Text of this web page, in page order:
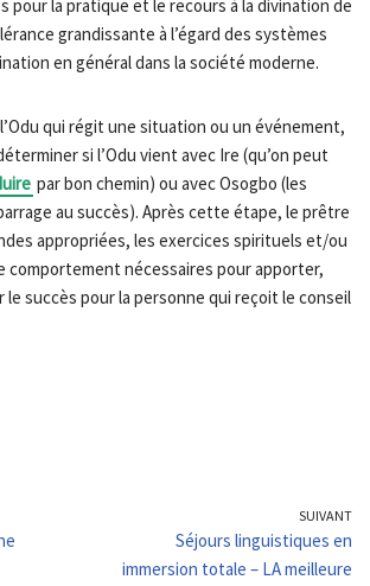
pour la pratique et le recours à la divination de
grandissante à l’égard des systèmes
en général dans la société moderne.
qui régit une situation ou un événement,
si l’Odu vient avec Ire (qu’on peut
par bon chemin) ou avec Osogbo (les
au succès). Après cette étape, le prêtre
appropriées, les exercices spirituels et/ou
comportement nécessaires pour apporter,
succès pour la personne qui reçoit le conseil
SUIVANT
Séjours linguistiques en
immersion totale – LA meilleure